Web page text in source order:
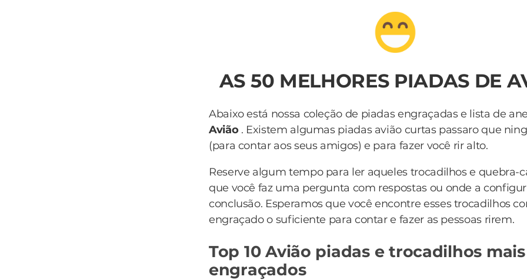
AS 50 MELHORES PIADAS DE
Abaixo está nossa coleção de piadas engraçadas e lista de
Avião. Existem algumas piadas avião curtas passaro que
(para contar aos seus amigos) e para fazer você rir alto.
Reserve algum tempo para ler aqueles trocadilhos e quebra-
que você faz uma pergunta com respostas ou onde a
conclusão. Esperamos que você encontre esses trocadilhos
engraçado o suficiente para contar e fazer as pessoas rirem.
Top 10 Avião piadas e trocadilhos mais
engraçados